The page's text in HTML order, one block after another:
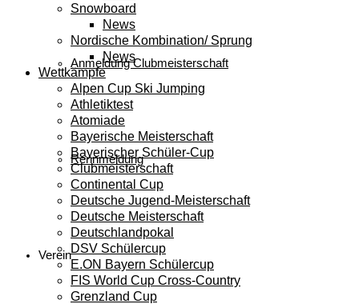
Anmeldung Clubmeisterschaft
Rennmeldung
Verein
Snowboard
News
Nordische Kombination/ Sprung
News
Wettkämpfe
Alpen Cup Ski Jumping
Athletiktest
Atomiade
Bayerische Meisterschaft
Bayerischer Schüler-Cup
Clubmeisterschaft
Continental Cup
Deutsche Jugend-Meisterschaft
Deutsche Meisterschaft
Deutschlandpokal
DSV Schülercup
E.ON Bayern Schülercup
FIS World Cup Cross-Country
Grenzland Cup